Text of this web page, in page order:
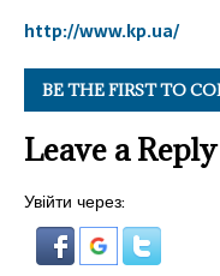
http://www.kp.ua/
BE THE FIRST TO
Leave a Reply
Увійти через: